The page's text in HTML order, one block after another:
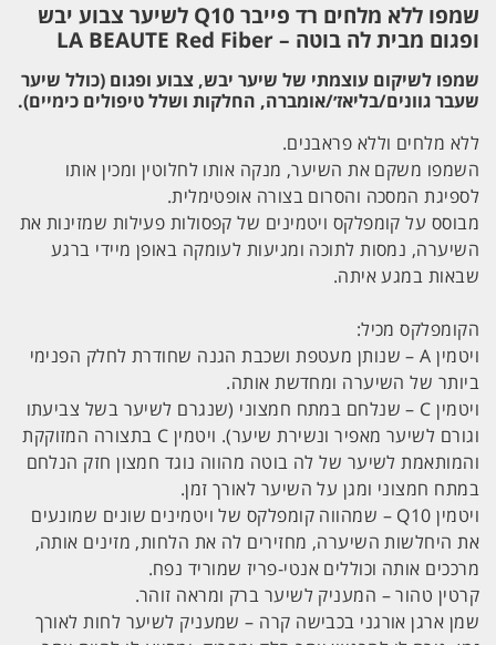
750
מ"ל
לה
בוטה
LA
BEAUTE
שמפו ללא מלחים רד פייבר Q10 לשיער צבוע יבש
ופגום מבית לה בוטה – LA BEAUTE Red Fiber
שמפו לשיקום עוצמתי של שיער יבש, צבוע ופגום (כולל שיער
שעבר גוונים/בליאז׳/אומברה, החלקות ושלל טיפולים כימיים).
ללא מלחים וללא פראבנים.
השמפו משקם את השיער, מנקה אותו לחלוטין ומכין אותו
לספיגת המסכה והסרום בצורה אופטימלית.
מבוסס על קומפלקס ויטמינים של קפסולות פעילות שמזינות את
השיערה, נמסות לתוכה ומגיעות לעומקה באופן מיידי ברגע
שבאות במגע איתה.
הקומפלקס מכיל:
ויטמין A – שנותן מעטפת ושכבת הגנה שחודרת לחלק הפנימי
ביותר של השיערה ומחדשת אותה.
ויטמין C – שנלחם במתח חמצוני (שנגרם לשיער בשל צביעתו
וגורם לשיער מאפיר ונשירת שיער). ויטמין C בתצורה המזוקקת
והמותאמת לשיער של לה בוטה מהווה נוגד חמצון חזק הנלחם
במתח חמצוני ומגן על השיער לאורך זמן.
ויטמין Q10 – שמהווה קומפלקס של ויטמינים שונים שמונעים
את היחלשות השיערה, מחזירים לה את הלחות, מזינים אותה,
מרככים אותה וכוללים אנטי-פריז שמוריד נפח.
קרטין טהור – המעניק לשיער ברק ומראה זוהר.
שמן ארגן אורגני בכבישה קרה – שמעניק לשיער לחות לאורך